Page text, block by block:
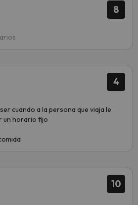
8
4
cuando a la persona que viaja le
un horario fijo
10